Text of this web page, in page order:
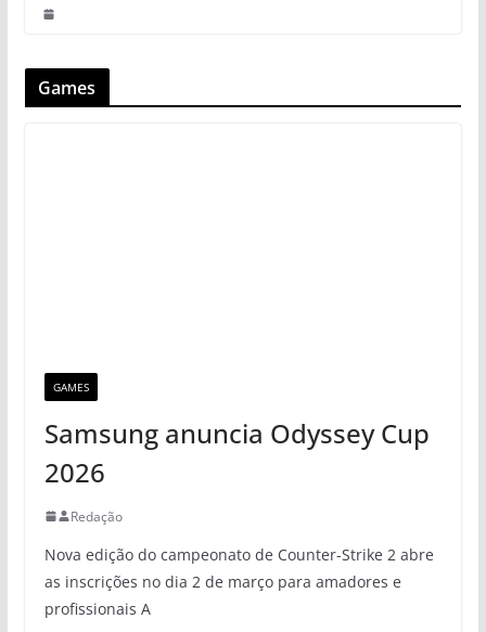
Games
GAMES
Samsung anuncia Odyssey Cup
2026
Redação
Nova edição do campeonato de Counter-Strike 2 abre
as inscrições no dia 2 de março para amadores e
profissionais A